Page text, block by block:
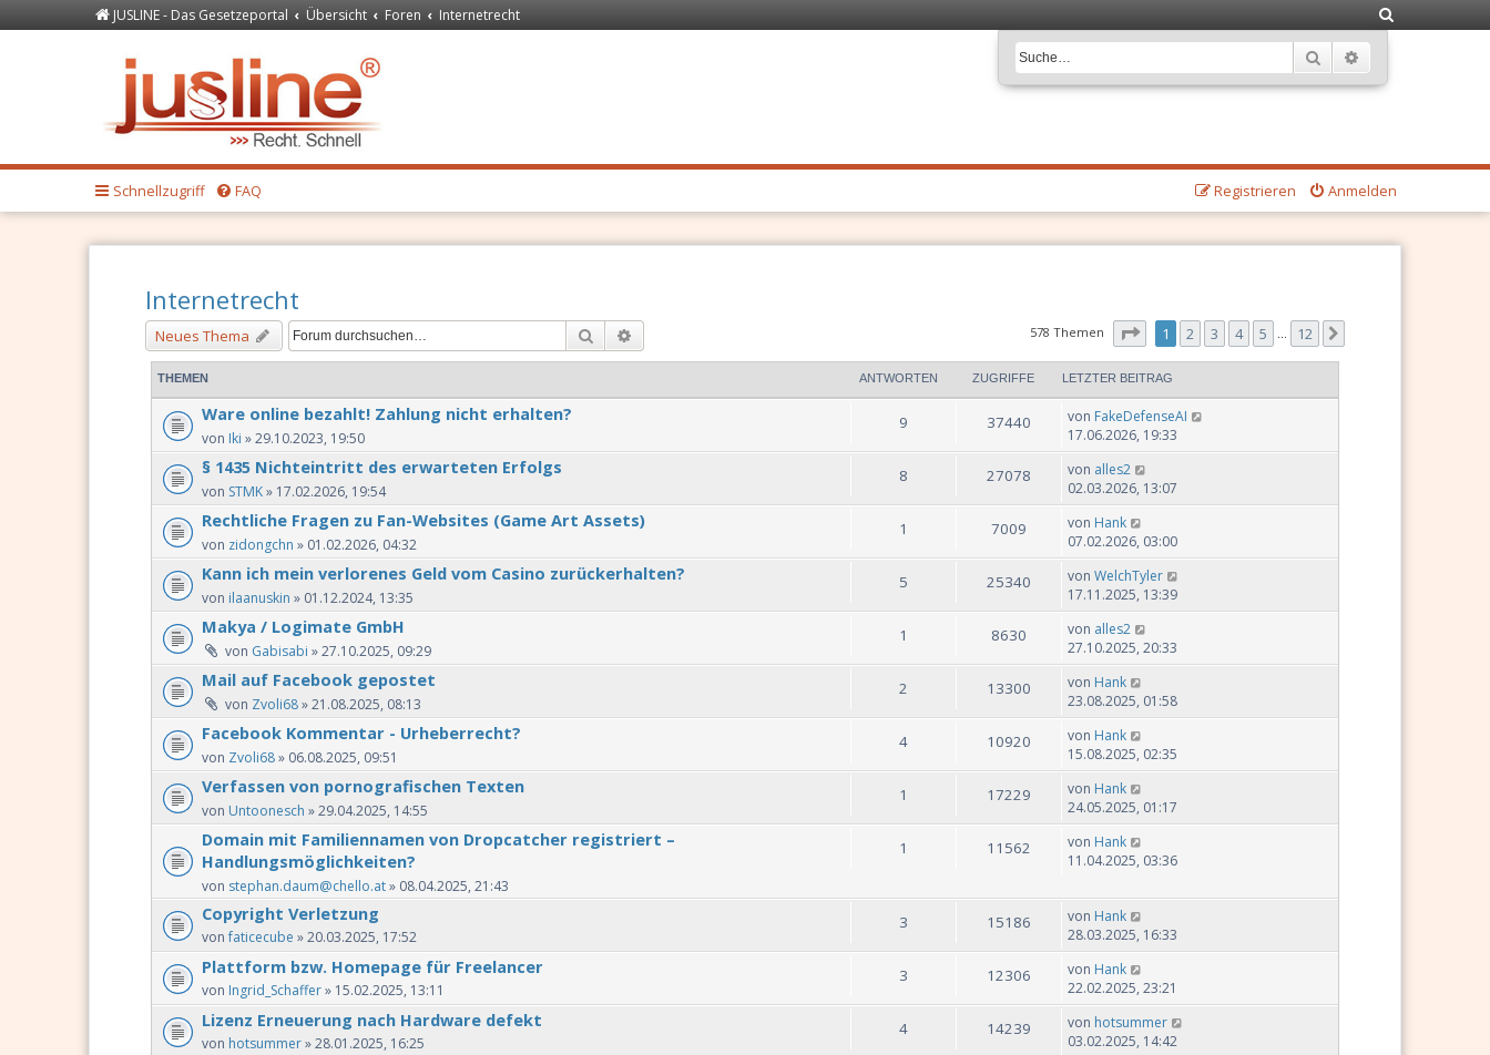
JUSLINE - Das Gesetzeportal Übersicht Foren Internetrecht
Suche
Schnellzugriff FAQ Anmelden
Registrieren
Internetrecht
Neues Thema Suche 578 Themen Seite von
1 2 3 4 5 … 12
THEMEN ANTWORTEN ZUGRIFFE LETZTER BEITRAG
Ware online bezahlt! Zahlung nicht erhalten?
von Iki » 29.10.2023, 19:50
9 37440 von FakeDefenseAI
17.06.2026, 19:33
§ 1435 Nichteintritt des erwarteten Erfolgs
von STMK» 17.02.2026, 19:54
8 27078 von alles2
02.03.2026, 13:07
Rechtliche Fragen zu Fan-Websites (Game Art Assets)
von zidongchn » 01.02.2026, 04:32
1 7009 von Hank
07.02.2026, 03:00
Kann ich mein verlorenes Geld vom Casino zurückerhalten?
von ilaanuskin » 01.12.2024, 13:35
5 25340 von WelchTyler
17.11.2025, 13:39
Makya / Logimate GmbH
von Gabisabi » 27.10.2025, 09:29
1 8630 von alles2
27.10.2025, 20:33
Mail auf Facebook gepostet
von Zvoli68» 21.08.2025, 08:13
2 13300 von Hank
23.08.2025, 01:58
Facebook Kommentar - Urheberrecht?
von Zvoli68» 06.08.2025, 09:51
4 10920 von Hank
15.08.2025, 02:35
Verfassen von pornografischen Texten
von Untoonesch » 29.04.2025, 14:55
1 17229 von Hank
24.05.2025, 01:17
Domain mit Familiennamen von Dropcatcher registriert –
Handlungsmöglichkeiten?
von stephan.daum@chello.at» 08.04.2025, 21:43
1 11562 von Hank
11.04.2025, 03:36
Copyright Verletzung
vonfaticecube » 20.03.2025, 17:52
3 15186 von Hank
28.03.2025, 16:33
Plattform bzw. Homepage für Freelancer
von Ingrid_Schaffer» 15.02.2025, 13:11
3 12306 von Hank
22.02.2025, 23:21
Lizenz Erneuerung nach Hardware defekt
von hotsummer» 28.01.2025, 16:25
4 14239 von hotsummer
03.02.2025, 14:42